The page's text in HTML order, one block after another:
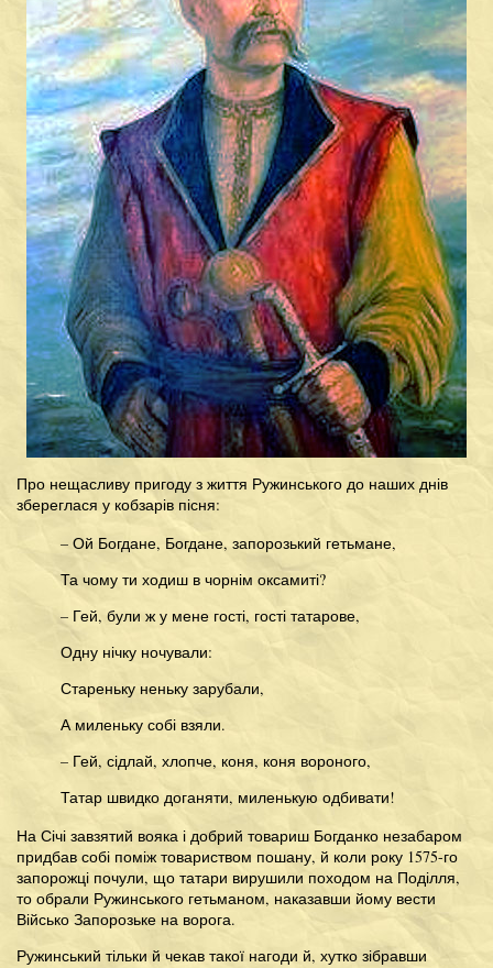
Про нещасливу пригоду з життя Ружинського до наших днів
збереглася у кобзарів пісня:
– Ой Богдане, Богдане, запорозький гетьмане,
Та чому ти ходиш в чорнім оксамиті?
– Гей, були ж у мене гості, гості татарове,
Одну нічку ночували:
Стареньку неньку зарубали,
А миленьку собі взяли.
– Гей, сідлай, хлопче, коня, коня вороного,
Татар швидко доганяти, миленькую одбивати!
На Січі завзятий вояка і добрий товариш Богданко незабаром
придбав собі поміж товариством пошану, й коли року 1575-го
запорожці почули, що татари вирушили походом на Поділля,
то обрали Ружинського гетьманом, наказавши йому вести
Військо Запорозьке на ворога.
Ружинський тільки й чекав такої нагоди й, хутко зібравши